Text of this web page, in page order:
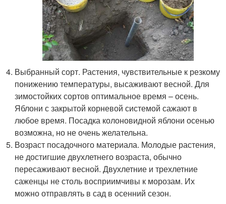
Выбранный сорт. Растения, чувствительные к резкому
понижению температуры, высаживают весной. Для
зимостойких сортов оптимальное время – осень.
Яблони с закрытой корневой системой сажают в
любое время. Посадка колоновидной яблони осенью
возможна, но не очень желательна.
Возраст посадочного материала. Молодые растения,
не достигшие двухлетнего возраста, обычно
пересаживают весной. Двухлетние и трехлетние
саженцы не столь восприимчивы к морозам. Их
можно отправлять в сад в осенний сезон.